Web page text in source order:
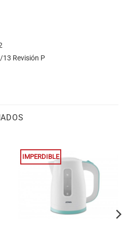
13 Revisión P
IMPERDIBLE